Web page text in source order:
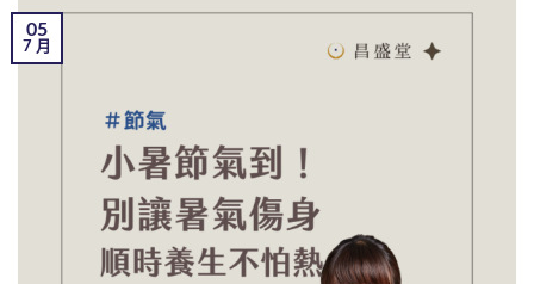
05
7 月